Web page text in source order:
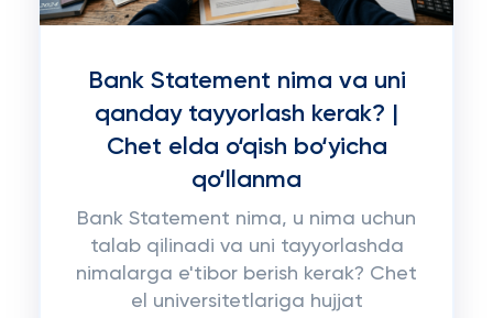
Bank Statement nima va uni
qanday tayyorlash kerak? |
Chet elda o‘qish bo‘yicha
qo‘llanma
Bank Statement nima, u nima uchun
talab qilinadi va uni tayyorlashda
nimalarga e'tibor berish kerak? Chet
el universitetlariga hujjat